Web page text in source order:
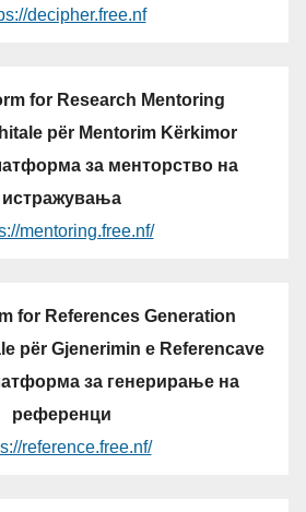
decipher.free.nf
for Research Mentoring
për Mentorim Kërkimor
за менторство на
истражувања
mentoring.free.nf/
for References Generation
për Gjenerimin e Referencave
за генерирање на
референци
reference.free.nf/